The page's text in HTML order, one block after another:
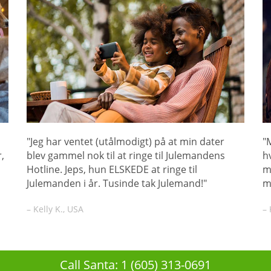
"Jeg har ventet (utålmodigt) på at min dater
blev gammel nok til at ringe til Julemandens
Hotline. Jeps, hun ELSKEDE at ringe til
Julemanden i år. Tusinde tak Julemand!"
– Kelly K., USA –
Call Santa: 1 (605) 313-0691